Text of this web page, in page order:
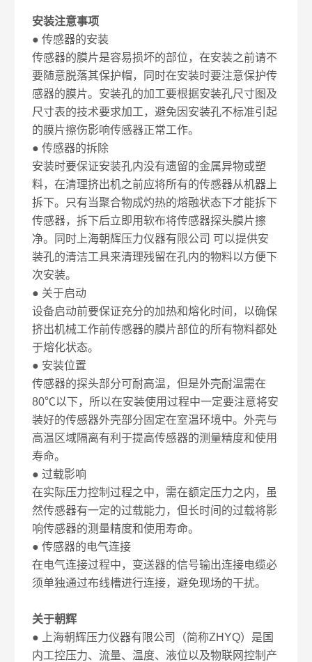
安装注意事项
● 传感器的安装
传感器的膜片是容易损坏的部位，在安装之前请不
要随意脱落其保护帽，同时在安装时要注意保护传
感器的膜片。安装孔的加工要根据安装孔尺寸图及
尺寸表的技术要求加工，避免因安装孔不标准引起
的膜片擦伤影响传感器正常工作。
● 传感器的拆除
安装时要保证安装孔内没有遗留的金属异物或塑
料，在清理挤出机之前应将所有的传感器从机器上
拆下。只有当聚合物成灼热的熔融状态下才能拆下
传感器，拆下后立即用软布将传感器探头膜片擦
净。同时上海朝辉压力仪器有限公司 可以提供安
装孔的清洁工具来清理残留在孔内的物料以方便下
次安装。
● 关于启动
设备启动前要保证充分的加热和熔化时间，以确保
挤出机械工作前传感器的膜片部位的所有物料都处
于熔化状态。
● 安装位置
传感器的探头部分可耐高温，但是外壳耐温需在
80℃以下，所以在安装使用过程中一定要注意将安
装好的传感器外壳部分固定在室温环境中。外壳与
高温区域隔离有利于提高传感器的测量精度和使用
寿命。
● 过载影响
在实际压力控制过程之中，需在额定压力之内，虽
然传感器有一定的过载能力，但长时间的过载将影
响传感器的测量精度和使用寿命。
● 传感器的电气连接
在电气连接过程中，变送器的信号输出连接电缆必
须单独通过布线槽进行连接，避免现场的干扰。
关于朝辉
● 上海朝辉压力仪器有限公司（简称ZHYQ）是国
内工控压力、流量、温度、液位以及物联网控制产